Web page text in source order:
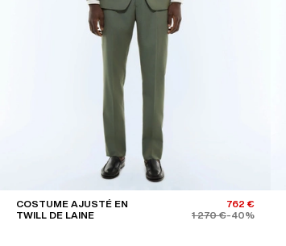
COSTUME AJUSTÉ EN
TWILL DE LAINE
762 €
1 270 €-40%